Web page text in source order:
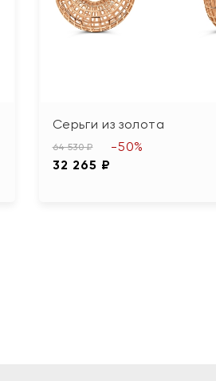
Серьги из золота
64 530 ₽
32 265 ₽
-50%